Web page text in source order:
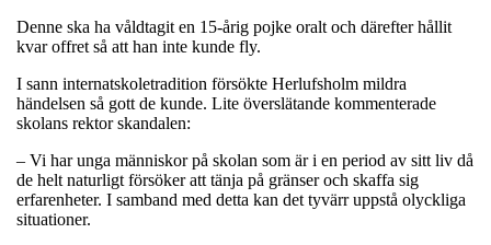
Denne ska ha våldtagit en 15-årig pojke oralt och därefter hållit
kvar offret så att han inte kunde fly.
I sann internatskoletradition försökte Herlufsholm mildra
händelsen så gott de kunde. Lite överslätande kommenterade
skolans rektor skandalen:
– Vi har unga människor på skolan som är i en period av sitt liv då
de helt naturligt försöker att tänja på gränser och skaffa sig
erfarenheter. I samband med detta kan det tyvärr uppstå olyckliga
situationer.